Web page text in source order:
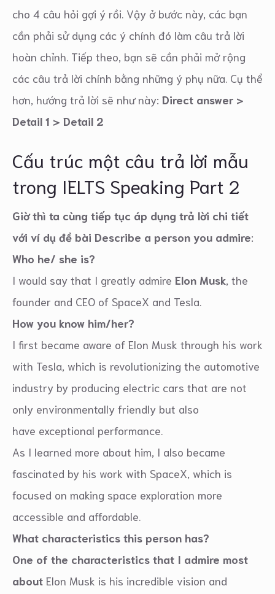
cho 4 câu hỏi gợi ý rồi. Vậy ở bước này, các bạn
cần phải sử dụng các ý chính đó làm câu trả lời
hoàn chỉnh. Tiếp theo, bạn sẽ cần phải mở rộng
các câu trả lời chính bằng những ý phụ nữa. Cụ thể
hơn, hướng trả lời sẽ như này: Direct answer >
Detail 1 > Detail 2
Cấu trúc một câu trả lời mẫu
trong IELTS Speaking Part 2
Giờ thì ta cùng tiếp tục áp dụng trả lời chi tiết
với ví dụ đề bài Describe a person you admire:
Who he/ she is?
I would say that I greatly admire Elon Musk, the
founder and CEO of SpaceX and Tesla.
How you know him/her?
I first became aware of Elon Musk through his work
with Tesla, which is revolutionizing the automotive
industry by producing electric cars that are not
only environmentally friendly but also
have exceptional performance.
As I learned more about him, I also became
fascinated by his work with SpaceX, which is
focused on making space exploration more
accessible and affordable.
What characteristics this person has?
One of the characteristics that I admire most
about Elon Musk is his incredible vision and